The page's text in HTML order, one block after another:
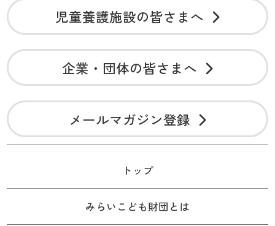
児童養護施設の皆さまへ
企業・団体の皆さまへ
メールマガジン登録
トップ
みらいこども財団とは